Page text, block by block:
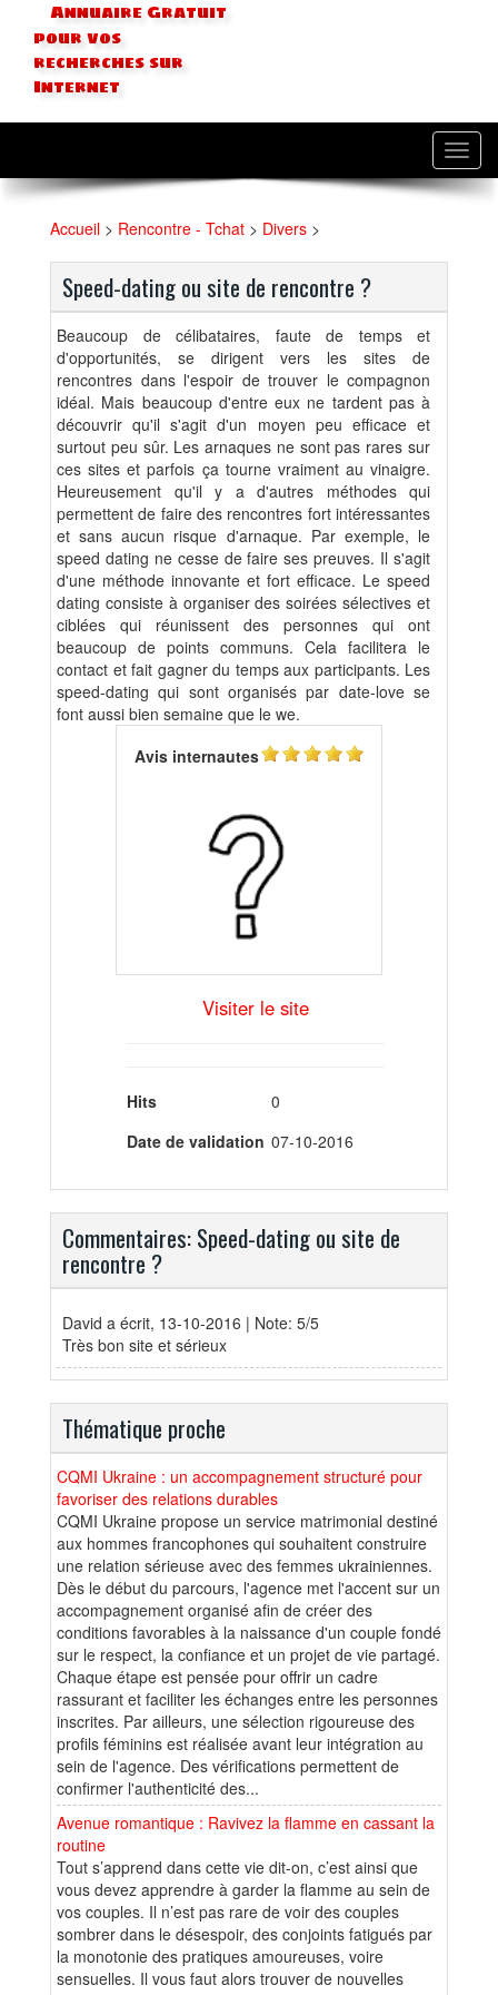
Annuaire Gratuit
pour vos
recherches sur
Internet
Accueil > Rencontre - Tchat > Divers >
Speed-dating ou site de rencontre ?
Beaucoup de célibataires, faute de temps et
d'opportunités, se dirigent vers les sites de
rencontres dans l'espoir de trouver le compagnon
idéal. Mais beaucoup d'entre eux ne tardent pas à
découvrir qu'il s'agit d'un moyen peu efficace et
surtout peu sûr. Les arnaques ne sont pas rares sur
ces sites et parfois ça tourne vraiment au vinaigre.
Heureusement qu'il y a d'autres méthodes qui
permettent de faire des rencontres fort intéressantes
et sans aucun risque d'arnaque. Par exemple, le
speed dating ne cesse de faire ses preuves. Il s'agit
d'une méthode innovante et fort efficace. Le speed
dating consiste à organiser des soirées sélectives et
ciblées qui réunissent des personnes qui ont
beaucoup de points communs. Cela facilitera le
contact et fait gagner du temps aux participants. Les
speed-dating qui sont organisés par date-love se
font aussi bien semaine que le we.
Avis internautes
Visiter le site
Hits
0
Date de validation 07-10-2016
Commentaires: Speed-dating ou site de
rencontre ?
David a écrit, 13-10-2016 | Note: 5/5
Très bon site et sérieux
Thématique proche
CQMI Ukraine : un accompagnement structuré pour
favoriser des relations durables
CQMI Ukraine propose un service matrimonial destiné
aux hommes francophones qui souhaitent construire
une relation sérieuse avec des femmes ukrainiennes.
Dès le début du parcours, l'agence met l'accent sur un
accompagnement organisé afin de créer des
conditions favorables à la naissance d'un couple fondé
sur le respect, la confiance et un projet de vie partagé.
Chaque étape est pensée pour offrir un cadre
rassurant et faciliter les échanges entre les personnes
inscrites. Par ailleurs, une sélection rigoureuse des
profils féminins est réalisée avant leur intégration au
sein de l'agence. Des vérifications permettent de
confirmer l'authenticité des...
Avenue romantique : Ravivez la flamme en cassant la
routine
Tout s’apprend dans cette vie dit-on, c’est ainsi que
vous devez apprendre à garder la flamme au sein de
vos couples. Il n’est pas rare de voir des couples
sombrer dans le désespoir, des conjoints fatigués par
la monotonie des pratiques amoureuses, voire
sensuelles. Il vous faut alors trouver de nouvelles